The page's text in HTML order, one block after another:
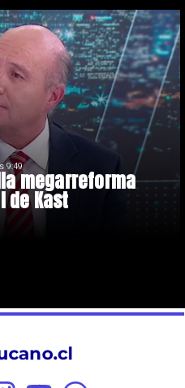
megarreforma
de Kast
9:49